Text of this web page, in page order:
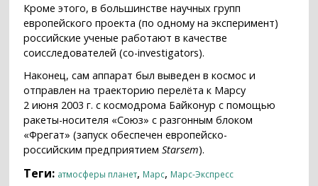
Кроме этого, в большинстве научных групп
европейского проекта (по одному на эксперимент)
российские ученые работают в качестве
соисследователей (co-investigators).
Наконец, сам аппарат был выведен в космос и
отправлен на траекторию перелёта к Марсу
2 июня 2003 г. с космодрома Байконур с помощью
ракеты-носителя «Союз» с разгонным блоком
«Фрегат» (запуск обеспечен европейско-
российским предприятиемStarsem).
Теги: атмосферы планет, Марс, Марс-Экспресс